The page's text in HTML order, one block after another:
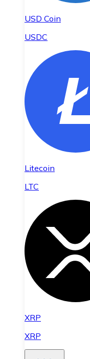
USD Coin
USDC
Litecoin
LTC
XRP
XRP